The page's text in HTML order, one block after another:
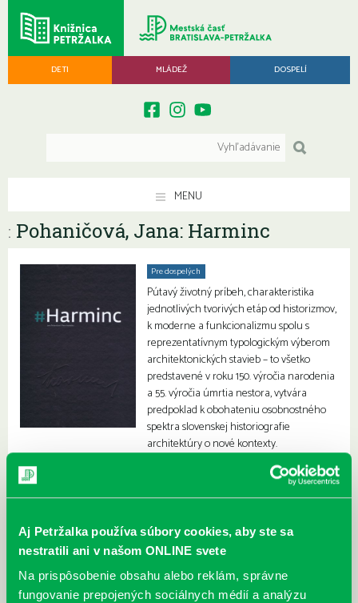
Aj Petržalka používa súbory cookies, aby ste sa
nestratili ani v našom ONLINE svete
Na prispôsobenie obsahu alebo reklám, správne
fungovanie prepojených sociálnych médií a analýzu
DETI MLÁDEŽ DOSPELÍ
MENU
: Pohaničová, Jana: Harminc
Pre dospelých
Pútavý životný príbeh, charakteristika
jednotlivých tvorivých etáp od historizmov,
k moderne a funkcionalizmu spolu s
reprezentatívnym typologickým výberom
architektonických stavieb – to všetko
predstavené v roku 150. výročia narodenia
a 55. výročia úmrtia nestora, vytvára
predpoklad k obohateniu osobnostného
spektra slovenskej historiografie
architektúry o nové kontexty.